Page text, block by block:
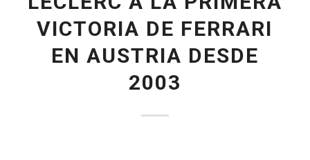
VICTORIA DE FERRARI
EN AUSTRIA DESDE
2003